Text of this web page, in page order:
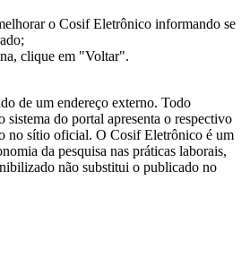
o Cosif Eletrônico informando se
clique em "Voltar".
de um endereço externo. Todo
sistema do portal apresenta o respectivo
no sítio oficial. O Cosif Eletrônico é um
da pesquisa nas práticas laborais,
não substitui o publicado no